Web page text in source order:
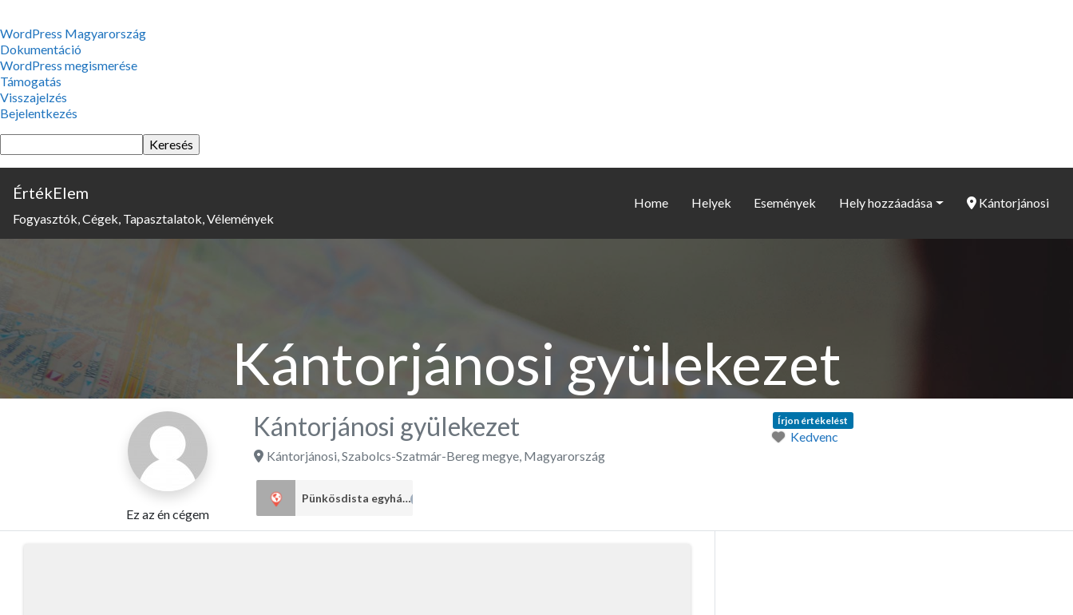
WordPress,
a
csodás
WordPress Magyarország
Dokumentáció
WordPress megismerése
Támogatás
Visszajelzés
Bejelentkezés
Keresés
ÉrtékElem
Fogyasztók, Cégek, Tapasztalatok, Vélemények
Home Helyek Események Hely hozzáadása Kántorjánosi
Kántorjánosi gyülekezet
Ez az én cégem
Kántorjánosi gyülekezet
Kántorjánosi,Szabolcs-Szatmár-Bereg megye, Magyarország
Pünkösdista egyház
Írjon értékelést
Kedvenc